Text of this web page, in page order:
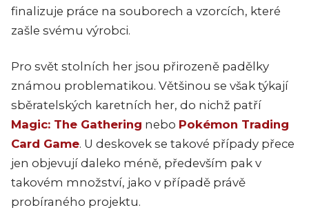
finalizuje práce na souborech a vzorcích, které
zašle svému výrobci.
Pro svět stolních her jsou přirozeně padělky
známou problematikou. Většinou se však týkají
sběratelských karetních her, do nichž patří
Magic: The Gathering nebo Pokémon Trading
Card Game. U deskovek se takové případy přece
jen objevují daleko méně, především pak v
takovém množství, jako v případě právě
probíraného projektu.